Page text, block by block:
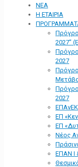
ΝΕΑ
Η ΕΤΑΙΡΙΑ
2027”
2027
2027
ΕΠ
ΕΠ
Νέος
ΕΠΑΝ Ι